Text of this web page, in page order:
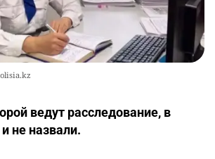
ведут расследование, в
не назвали.